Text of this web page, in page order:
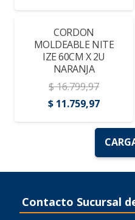
precio
original
era:
$ 16.799,97.
precio
es:
$
¡OFERTA!CORDON
MOLDEABLE NITE
IZE 60CM X 2U
NARANJA
$16.799,97
El
precio
$ 16.799,97.
$ 11.759,97El
precio
actual
es:
$
Contacto Sucursal